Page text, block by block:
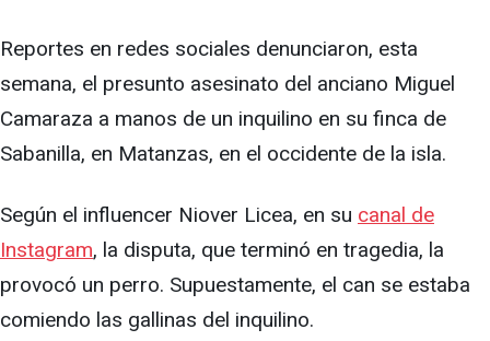
Reportes en redes sociales denunciaron, esta
semana, el presunto asesinato del anciano Miguel
Camaraza a manos de un inquilino en su finca de
Sabanilla, en Matanzas, en el occidente de la isla.
Según el influencer Niover Licea, en su canal de
Instagram, la disputa, que terminó en tragedia, la
provocó un perro. Supuestamente, el can se estaba
comiendo las gallinas del inquilino.